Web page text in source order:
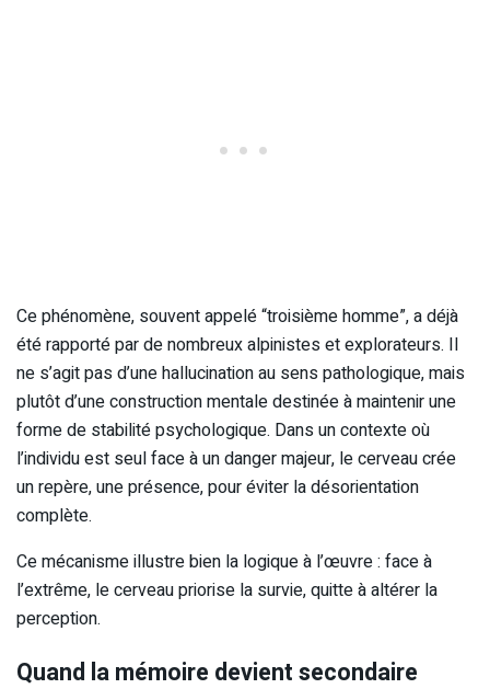
Ce phénomène, souvent appelé “troisième homme”, a déjà
été rapporté par de nombreux alpinistes et explorateurs. Il
ne s’agit pas d’une hallucination au sens pathologique, mais
plutôt d’une construction mentale destinée à maintenir une
forme de stabilité psychologique. Dans un contexte où
l’individu est seul face à un danger majeur, le cerveau crée
un repère, une présence, pour éviter la désorientation
complète.
Ce mécanisme illustre bien la logique à l’œuvre : face à
l’extrême, le cerveau priorise la survie, quitte à altérer la
perception.
Quand la mémoire devient secondaire